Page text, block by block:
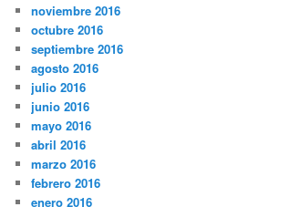
noviembre 2016
octubre 2016
septiembre 2016
agosto 2016
julio 2016
junio 2016
mayo 2016
abril 2016
marzo 2016
febrero 2016
enero 2016